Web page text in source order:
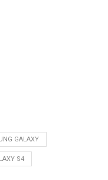
GALAXY
S4